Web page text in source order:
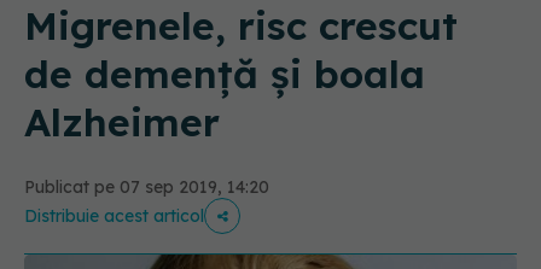
Migrenele, risc crescut
de demență și boala
Alzheimer
Publicat pe 07 sep 2019, 14:20
Distribuie acest articol